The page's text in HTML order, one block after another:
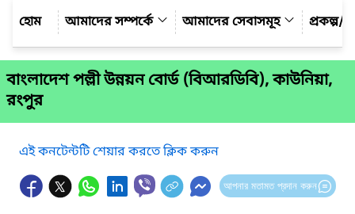
আমাদের সম্পর্কে
আমাদের সেবাসমূহ প্রকল্প/
বাংলাদেশ পল্লী উন্নয়ন বোর্ড (বিআরডিবি), কাউনিয়া,
রংপুর
এই কনটেন্টটি শেয়ার করতে ক্লিক করুন
আপনার মতামত প্রদান করুন